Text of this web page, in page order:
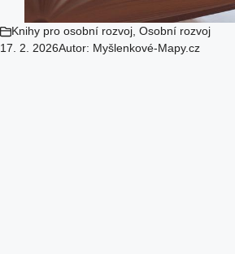
Knihy pro osobní rozvoj, Osobní rozvoj
17. 2. 2026Autor: Myšlenkové-Mapy.cz